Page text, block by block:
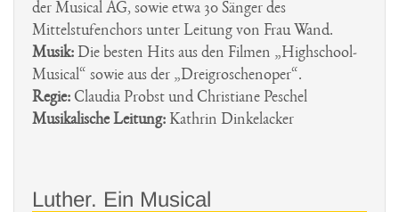
der Musical AG, sowie etwa 30 Sänger des
Mittelstufenchors unter Leitung von Frau Wand.
Musik: Die besten Hits aus den Filmen „Highschool-
Musical“ sowie aus der „Dreigroschenoper“.
Regie: Claudia Probst und Christiane Peschel
Musikalische Leitung: Kathrin Dinkelacker
Luther. Ein Musical